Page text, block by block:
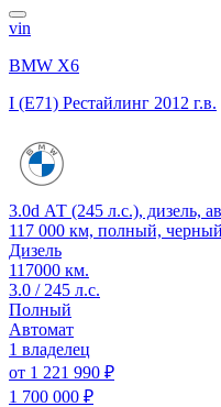
vin
BMW X6
I (E71) Рестайлинг 2012 г.в.
3.0d АТ (245 л.с.), дизель,
117 000 км, полный, черный
Дизель
117000 км.
3.0 / 245 л.с.
Полный
Автомат
1 владелец
от 1 221 990 ₽
1 700 000 ₽